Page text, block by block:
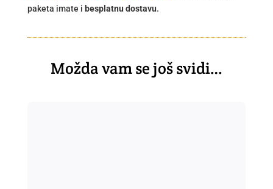
paketa imate i besplatnu dostavu.
Možda vam se još svidi…